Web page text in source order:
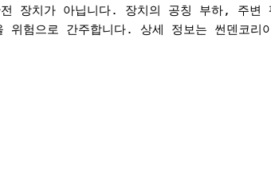
장치가 아닙니다. 장치의 공칭 부하, 주변
험으로 간주합니다. 상세 정보는 썬덴코리